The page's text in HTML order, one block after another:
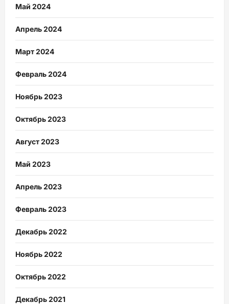
Май 2024
Апрель 2024
Март 2024
Февраль 2024
Ноябрь 2023
Октябрь 2023
Август 2023
Май 2023
Апрель 2023
Февраль 2023
Декабрь 2022
Ноябрь 2022
Октябрь 2022
Декабрь 2021